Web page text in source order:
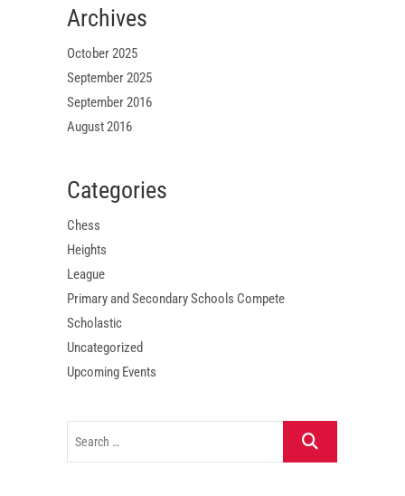
Archives
October 2025
September 2025
September 2016
August 2016
Categories
Chess
Heights
League
Primary and Secondary Schools Compete
Scholastic
Uncategorized
Upcoming Events